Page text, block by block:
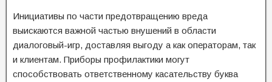
Инициативы по части предотвращению вреда
выискаются важной частью внушений в области
диалоговый-игр, доставляя выгоду а как операторам, так
и клиентам. Приборы профилактики могут
способствовать ответственному касательству буква